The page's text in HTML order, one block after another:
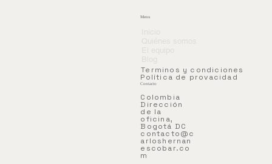
Menu
Terminos y condiciones
Política de provacidad
Contacto
Colombia
Dirección
de la
oficina,
Bogotá DC
contacto@c
arloshernan
escobar.co
m